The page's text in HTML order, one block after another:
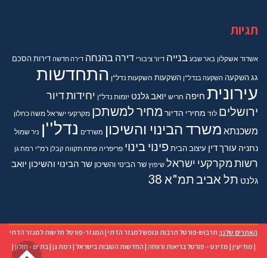
תגיות
אשדוד אשקלון באר שבע בנייה דיור ציבורי דירה בהנחה דירה חדשה דירותהסכם
גגהשקעה השקעה בנדל"ן השקעות השקעות נדל"ן התחדשות
עירונית חיפה חריש יואב גלנט יזמות נדל"ן יחידות דיור
ירושלים לוד מחירי הדיור מחיר למשתכן מקרקעי ישראל משה כחלון
משכנתא משרד הבינוי והשיכון משרדים נדל''ן ניר שמול
נתניה עורך דין עיצוב הבית פינוי בינוי פריפריה פתח תקווה קבלן רמ"י רמת גן
רשות מקרקעי ישראל שיפוץ שר הבינוי והשיכון שר הבינוי והשיכון יואב
גלנט תל אביבתמ"א 38
האתרים שלנו: תרבוש-פורטל תרבות ונופש למגזר הדתי | המגזר-פורטל חדשות למגזר הדתי
| מודיעין | מדינט – פורטל בריאות ורווחה | החדשות הטובות בישראל | רמת גן |בת ים - חולון|